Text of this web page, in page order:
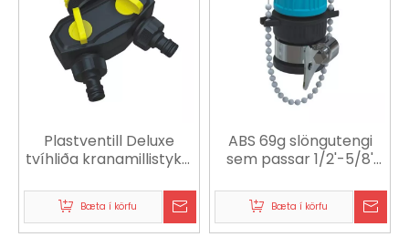
Plastventill Deluxe
tvíhliða kranamillistykki
garðinum
Bæta í körfu
ABS 69g slöngutengi
sem passar 1/2'-5/8'
Bæta í körfu